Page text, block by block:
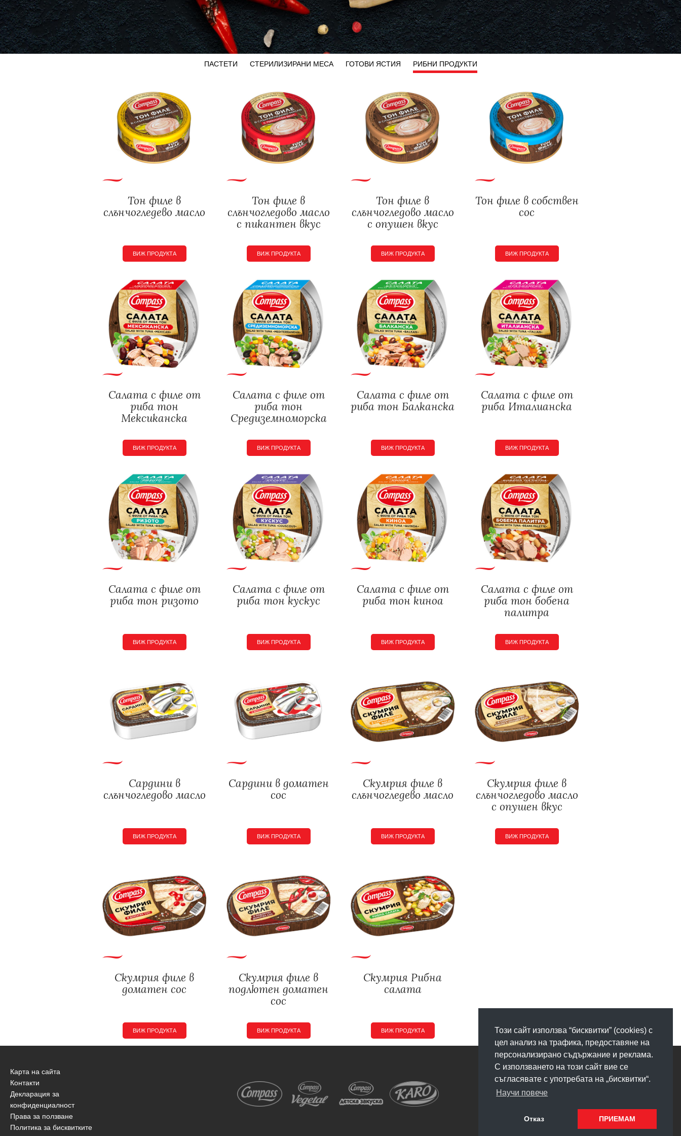
Този сайт използва “бисквитки” (cookies) с
цел анализ на трафика, предоставяне на
персонализирано съдържание и реклама.
С използването на този сайт вие се
съгласявате с употребата на „бисквитки“.
Научи повече
Отказ ПРИЕМАМ
ПАСТЕТИ СТЕРИЛИЗИРАНИ МЕСА ГОТОВИ ЯСТИЯ РИБНИ ПРОДУКТИ
Тон филе в
слънчогледево масло
ВИЖ ПРОДУКТА
Тон филе в
слънчогледово масло
с пикантен вкус
ВИЖ ПРОДУКТА
Тон филе в
слънчогледово масло
с опушен вкус
ВИЖ ПРОДУКТА
Тон филе в собствен
сос
ВИЖ ПРОДУКТА
Салата с филе от
риба тон
Мексиканска
ВИЖ ПРОДУКТА
Салата с филе от
риба тон
Средиземноморска
ВИЖ ПРОДУКТА
Салата с филе от
риба тон Балканска
ВИЖ ПРОДУКТА
Салата с филе от
риба Италианска
ВИЖ ПРОДУКТА
Салата с филе от
риба тон ризото
ВИЖ ПРОДУКТА
Салата с филе от
риба тон кускус
ВИЖ ПРОДУКТА
Салата с филе от
риба тон киноа
ВИЖ ПРОДУКТА
Салата с филе от
риба тон бобена
палитра
ВИЖ ПРОДУКТА
Сардини в
слънчогледово масло
ВИЖ ПРОДУКТА
Сардини в доматен
сос
ВИЖ ПРОДУКТА
Скумрия филе в
слънчогледево масло
ВИЖ ПРОДУКТА
Скумрия филе в
слънчогледово масло
с опушен вкус
ВИЖ ПРОДУКТА
Скумрия филе в
доматен сос
ВИЖ ПРОДУКТА
Скумрия филе в
подлютен доматен
сос
ВИЖ ПРОДУКТА
Скумрия Рибна
салата
ВИЖ ПРОДУКТА
Карта на сайта
Контакти
Декларация за
конфиденциалност
Права за ползване
Политика за бисквитките